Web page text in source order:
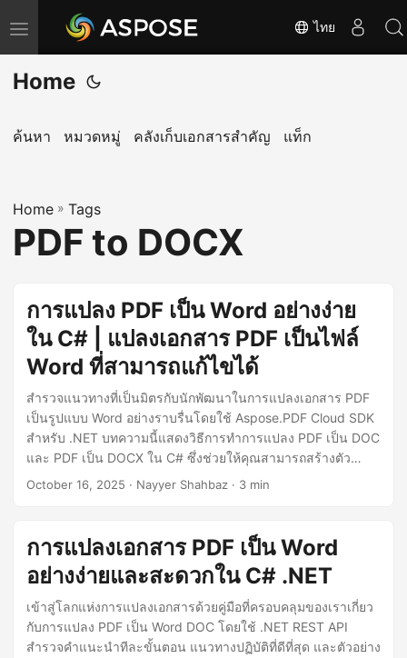
T
o
g
l
a
v
i
ไทย
Home
ค้นหา หมวดหมู่ คลังเก็บเอกสารสำคัญ แท็ก
Home » Tags
PDF to DOCX
การแปลง PDF เป็น Word อย่างง่าย
ใน C# | แปลงเอกสาร PDF เป็นไฟล์
Word ที่สามารถแก้ไขได้
สำรวจแนวทางที่เป็นมิตรกับนักพัฒนาในการแปลงเอกสาร PDF
เป็นรูปแบบ Word อย่างราบรื่นโดยใช้ Aspose.PDF Cloud SDK
สำหรับ .NET บทความนี้แสดงวิธีการทำการแปลง PDF เป็น DOC
และ PDF เป็น DOCX ใน C# ซึ่งช่วยให้คุณสามารถสร้างตัว
แปลง PDF เป็น Word ของคุณเองที่รักษาเลเอาต์ รูปแบบ และ
October 16, 2025 · Nayyer Shahbaz · 3 min
การแปลงเอกสาร PDF เป็น Word
อย่างง่ายและสะดวกใน C# .NET
เข้าสู่โลกแห่งการแปลงเอกสารด้วยคู่มือที่ครอบคลุมของเราเกี่ยว
กับการแปลง PDF เป็น Word DOC โดยใช้ .NET REST API
สำรวจคำแนะนำทีละขั้นตอน แนวทางปฏิบัติที่ดีที่สุด และตัวอย่าง